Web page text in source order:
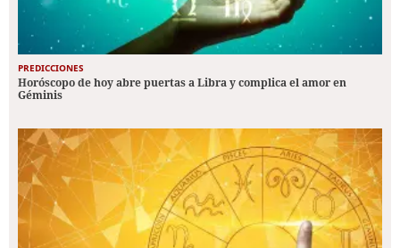
PREDICCIONES
Horóscopo de hoy abre puertas a Libra y complica el amor en
Géminis